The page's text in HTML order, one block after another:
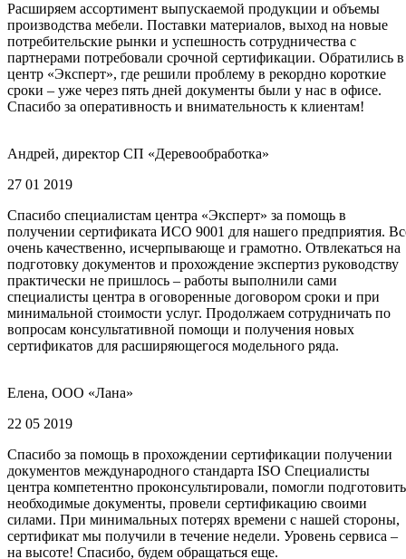
Расширяем ассортимент выпускаемой продукции и объемы
производства мебели. Поставки материалов, выход на новые
потребительские рынки и успешность сотрудничества с
партнерами потребовали срочной сертификации. Обратились в
центр «Эксперт», где решили проблему в рекордно короткие
сроки – уже через пять дней документы были у нас в офисе.
Спасибо за оперативность и внимательность к клиентам!
Андрей, директор СП «Деревообработка»
27 01 2019
Спасибо специалистам центра «Эксперт» за помощь в
получении сертификата ИСО 9001 для нашего предприятия.
очень качественно, исчерпывающе и грамотно. Отвлекаться на
подготовку документов и прохождение экспертиз руководству
практически не пришлось – работы выполнили сами
специалисты центра в оговоренные договором сроки и при
минимальной стоимости услуг. Продолжаем сотрудничать по
вопросам консультативной помощи и получения новых
сертификатов для расширяющегося модельного ряда.
Елена, ООО «Лана»
22 05 2019
Спасибо за помощь в прохождении сертификации получении
документов международного стандарта ISO Специалисты
центра компетентно проконсультировали, помогли подготовить
необходимые документы, провели сертификацию своими
силами. При минимальных потерях времени с нашей стороны,
сертификат мы получили в течение недели. Уровень сервиса –
на высоте! Спасибо, будем обращаться еще.